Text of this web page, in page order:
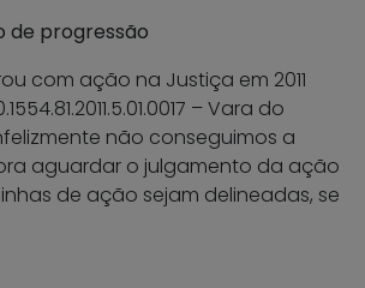
de progressão
com ação na Justiça em 2011
– Vara do
não conseguimos a
aguardar o julgamento da ação
de ação sejam delineadas, se